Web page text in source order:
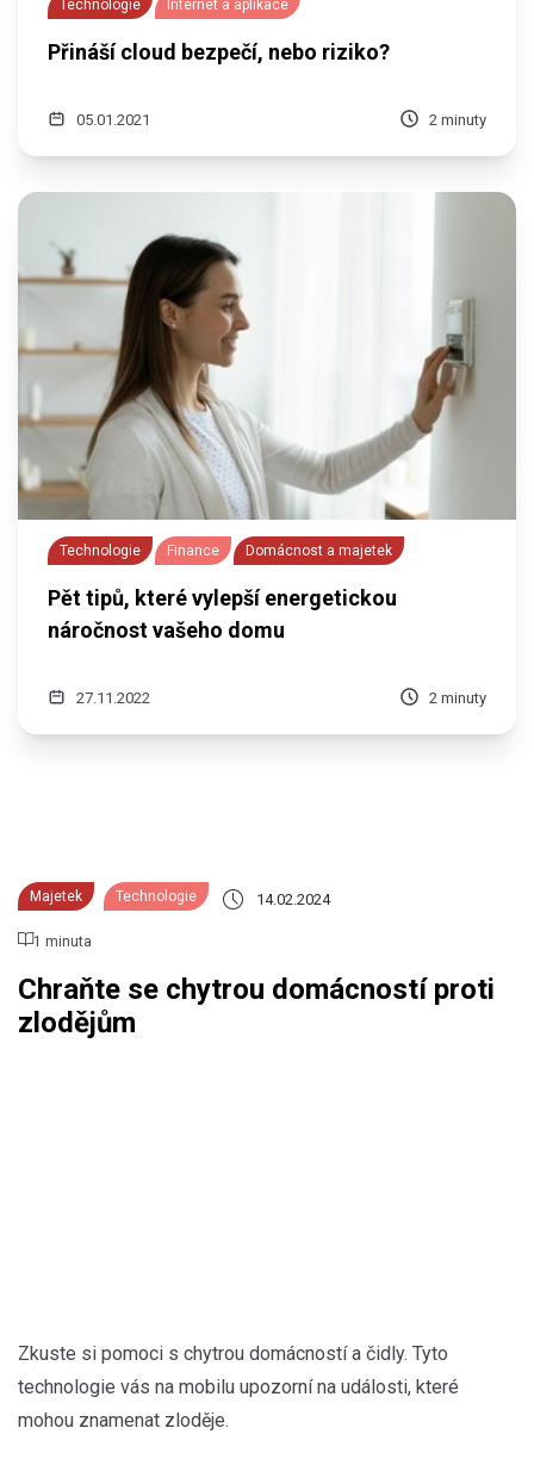
Technologie Internet a aplikace
Přináší cloud bezpečí, nebo riziko?
05.01.2021 2 minuty
Technologie Finance Domácnost a majetek
Pět tipů, které vylepší energetickou
náročnost vašeho domu
27.11.2022 2 minuty
Majetek Technologie 14.02.2024
1 minuta
Chraňte se chytrou domácností proti
zlodějům
Zkuste si pomoci s chytrou domácností a čidly. Tyto
technologie vás na mobilu upozorní na události, které
mohou znamenat zloděje.